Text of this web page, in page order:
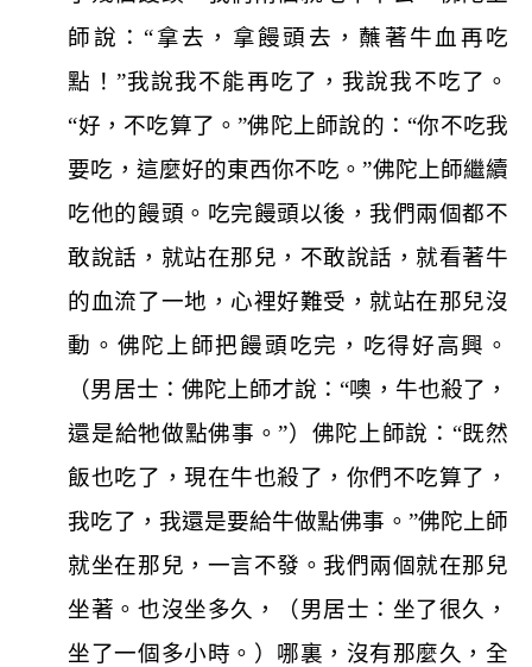
師說：“拿去，拿饅頭去，蘸著牛血再吃
點！”我說我不能再吃了，我說我不吃了。
“好，不吃算了。”佛陀上師說的：“你不吃我
要吃，這麼好的東西你不吃。”佛陀上師繼續
吃他的饅頭。吃完饅頭以後，我們兩個都不
敢說話，就站在那兒，不敢說話，就看著牛
的血流了一地，心裡好難受，就站在那兒沒
動。佛陀上師把饅頭吃完，吃得好高興。
（男居士：佛陀上師才說：“噢，牛也殺了，
還是給牠做點佛事。”）佛陀上師說：“既然
飯也吃了，現在牛也殺了，你們不吃算了，
我吃了，我還是要給牛做點佛事。”佛陀上師
就坐在那兒，一言不發。我們兩個就在那兒
坐著。也沒坐多久，（男居士：坐了很久，
坐了一個多小時。）哪裏，沒有那麼久，全